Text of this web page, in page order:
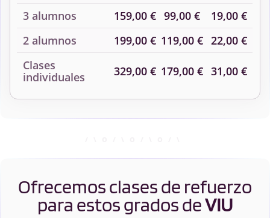
3 alumnos
159,00 € 99,00 €
19,00 €
2 alumnos
199,00 € 119,00 € 22,00 €
Clases
individuales
329,00 € 179,00 € 31,00 €
Ofrecemos clases de refuerzo
para estos grados deVIU